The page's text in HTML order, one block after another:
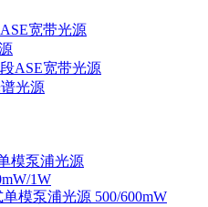
宽带光源
ASE宽带光源
光源
模泵浦光源
1W
模泵浦光源 500/600mW